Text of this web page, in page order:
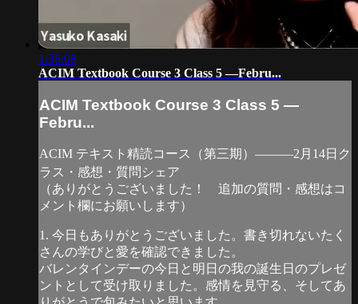
1:38:08
ACIM Textbook Course 3 Class 5 —Febru...
ACIM Textbook Course 3 Class 5 —
Febru...
ACIM テキスト精読コース（第三期）―――2月14日ク
ラス・感想・質問シェア
（ありがとうございました！ 追加の質問・感想はコ
メント欄にお願いします）
1. 今日もありがとうございました。書き切れないたく
さんの学びと愛を確認できました。
バレンタインデーの今日と明日の我の誕生日のプレゼ
ントとして受け取りました。感情を見守る、そしてあ